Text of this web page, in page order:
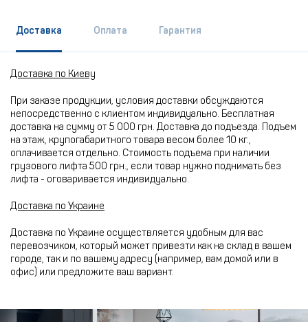
Доставка Оплата Гарантия
Доставка по Киеву
При заказе продукции, условия доставки обсуждаются
непосредственно с клиентом индивидуально. Бесплатная
доставка на сумму от 5 000 грн. Доставка до подъезда. Подъем
на этаж, крупогабаритного товара весом более 10 кг.,
оплачивается отдельно. Стоимость подъема при наличии
грузового лифта 500 грн., если товар нужно поднимать без
лифта - оговаривается индивидуально.
Доставка по Украине
Доставка по Украине осуществляется удобным для вас
перевозчиком, который может привезти как на склад в вашем
городе, так и по вашему адресу (например, вам домой или в
офис) или предложите ваш вариант.